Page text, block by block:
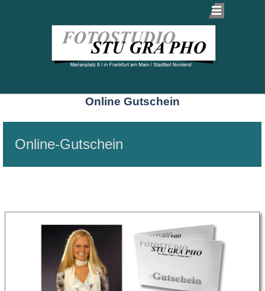
Online Gutschein
Online-Gutschein